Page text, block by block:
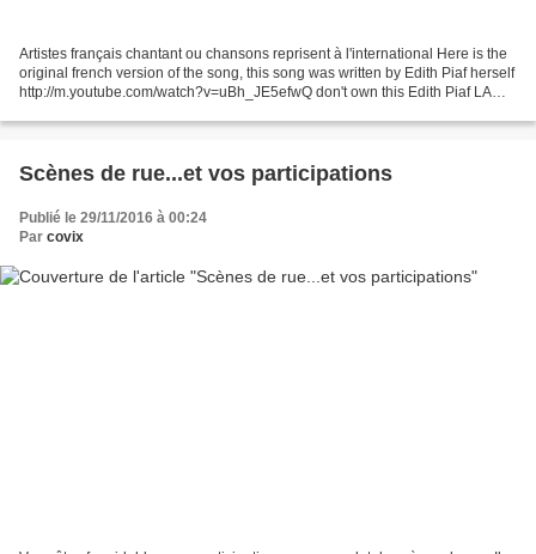
Artistes français chantant ou chansons reprisent à l'international Here is the
original french version of the song, this song was written by Edith Piaf herself
http://m.youtube.com/watch?v=uBh_JE5efwQ don't own this Edith Piaf LA
Scènes de rue...et vos participations
Publié le 29/11/2016 à 00:24
Par covix